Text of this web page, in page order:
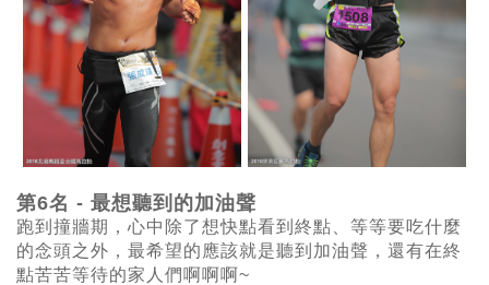
第6名 - 最想聽到的加油聲
跑到撞牆期，心中除了想快點看到終點、等等要吃什麼
的念頭之外，最希望的應該就是聽到加油聲，還有在終
點苦苦等待的家人們啊啊啊~